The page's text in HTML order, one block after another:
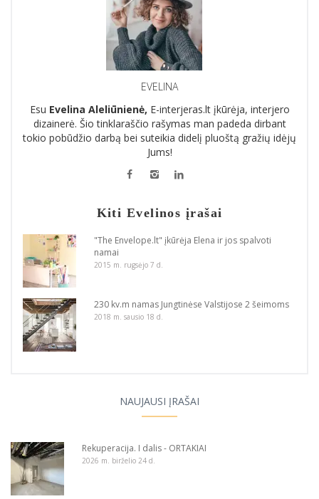
NAUJAUSI ĮRAŠAI
Rekuperacija. I dalis - ORTAKIAI
2026 m. birželio 24 d.
EVELINA
Esu Evelina Aleliūnienė, E-interjeras.lt įkūrėja, interjero
dizainerė. Šio tinklaraščio rašymas man padeda dirbant
tokio pobūdžio darbą bei suteikia didelį pluoštą gražių idėjų
Jums!
Kiti Evelinos įrašai
"The Envelope.lt" įkūrėja Elena ir jos spalvoti
namai
2015 m. rugsėjo 7 d.
230 kv.m namas Jungtinėse Valstijose 2 šeimoms
2018 m. sausio 18 d.